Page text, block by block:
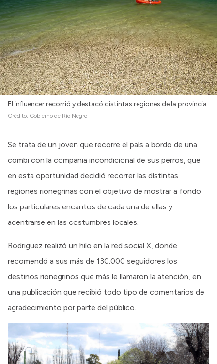
Consulta de pago a proveedores
Convocatorias
Intranet
Login
El influencer recorrió y destacó distintas regiones de la provincia.
Crédito: Gobierno de Río Negro
Se trata de un joven que recorre el país a bordo de una
combi con la compañía incondicional de sus perros, que
en esta oportunidad decidió recorrer las distintas
regiones rionegrinas con el objetivo de mostrar a fondo
los particulares encantos de cada una de ellas y
adentrarse en las costumbres locales.
Rodriguez realizó un hilo en la red social X, donde
recomendó a sus más de 130.000 seguidores los
destinos rionegrinos que más le llamaron la atención, en
una publicación que recibió todo tipo de comentarios de
agradecimiento por parte del público.